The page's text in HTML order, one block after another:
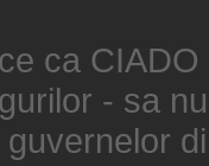
ca
- sa